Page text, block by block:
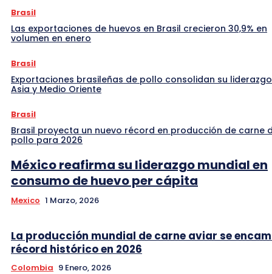
Brasil
Las exportaciones de huevos en Brasil crecieron 30,9% en
volumen en enero
Brasil
Exportaciones brasileñas de pollo consolidan su
Asia y Medio Oriente
Brasil
Brasil proyecta un nuevo récord en producción de carne
pollo para 2026
México reafirma su liderazgo mundial en
consumo de huevo per cápita
Mexico 1 Marzo, 2026
La producción mundial de carne aviar se
récord histórico en 2026
Colombia 9 Enero, 2026